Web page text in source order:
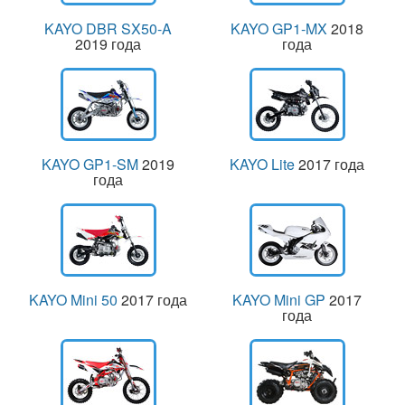
KAYO DBR SX50-A
2019 года
KAYO GP1-MX 2018
года
KAYO GP1-SM2019
года
KAYO Lite2017 года
KAYO Mini 50 2017 года KAYO Mini GP 2017
года